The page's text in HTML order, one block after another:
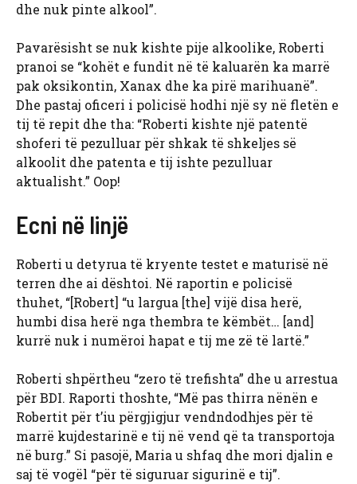
dhe nuk pinte alkool”.
Pavarësisht se nuk kishte pije alkoolike, Roberti
pranoi se “kohët e fundit në të kaluarën ka marrë
pak oksikontin, Xanax dhe ka pirë marihuanë”.
Dhe pastaj oficeri i policisë hodhi një sy në fletën e
tij të repit dhe tha: “Roberti kishte një patentë
shoferi të pezulluar për shkak të shkeljes së
alkoolit dhe patenta e tij ishte pezulluar
aktualisht.” Oop!
Ecni në linjë
Roberti u detyrua të kryente testet e maturisë në
terren dhe ai dështoi. Në raportin e policisë
thuhet, “[Robert] “u largua [the] vijë disa herë,
humbi disa herë nga thembra te këmbët… [and]
kurrë nuk i numëroi hapat e tij me zë të lartë.”
Roberti shpërtheu “zero të trefishta” dhe u arrestua
për BDI. Raporti thoshte, “Më pas thirra nënën e
Robertit për t’iu përgjigjur vendndodhjes për të
marrë kujdestarinë e tij në vend që ta transportoja
në burg.” Si pasojë, Maria u shfaq dhe mori djalin e
saj të vogël “për të siguruar sigurinë e tij”.